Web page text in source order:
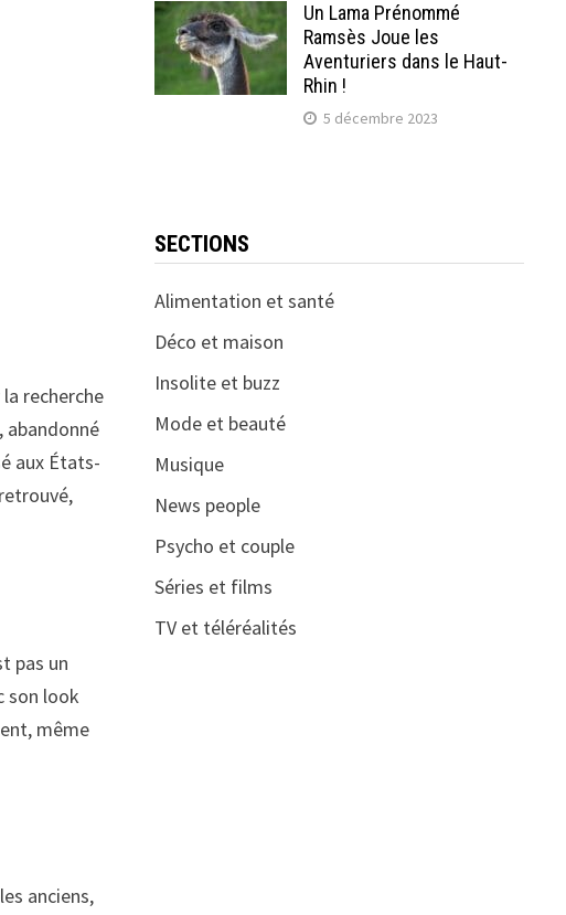
recherche
abandonné
aux États-
pas un
son look
même
anciens,
Un Lama Prénommé
Ramsès Joue les
Aventuriers dans le Haut-
Rhin !
5 décembre 2023
SECTIONS
Alimentation et santé
Déco et maison
Insolite et buzz
Mode et beauté
Musique
News people
Psycho et couple
Séries et films
TV et téléréalités